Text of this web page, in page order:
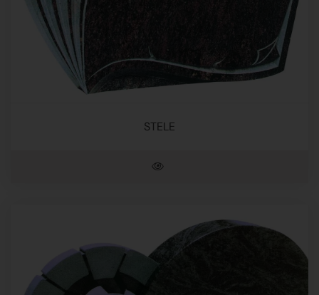
STELE